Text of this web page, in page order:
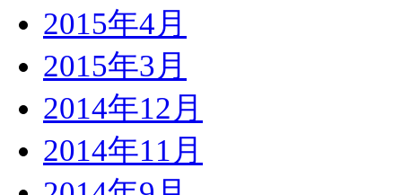
2015年4月
2015年3月
2014年12月
2014年11月